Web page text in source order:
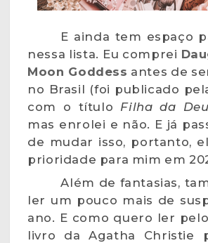
E ainda tem espaço
nessa lista. Eu comprei
Moon Goddess antes de
no Brasil (foi publicado
com o título Filha da
mas enrolei e não. E já
de mudar isso, portanto,
prioridade para mim em
Além de fantasias,
ler um pouco mais de
ano. E como quero ler
livro da Agatha Christie